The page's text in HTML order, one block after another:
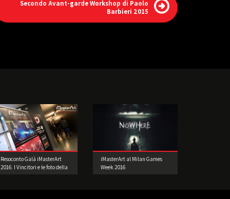
Secondo Avant-garde Workshop di Paolo
Barbieri 2015
Resoconto Galà iMasterArt
2016. I Vincitori e le foto della
iMasterArt al Milan Games
Week 2016